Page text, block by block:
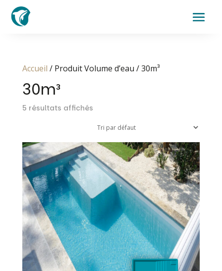
Accueil / Produit Volume d’eau / 30m³
30m³
5 résultats affichés